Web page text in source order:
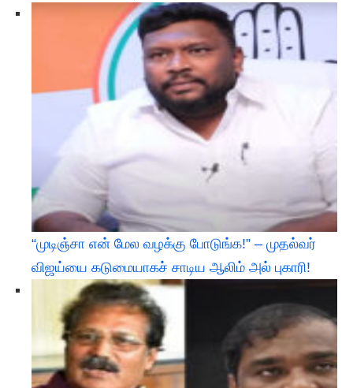
“முடிஞ்சா என் மேல வழக்கு போடுங்க!” – முதல்வர்
விஜய்யை கடுமையாகச் சாடிய ஆலிம் அல் புகாரி!